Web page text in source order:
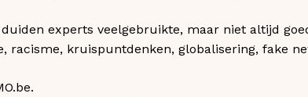
duiden experts veelgebruikte, maar niet altijd
racisme, kruispuntdenken, globalisering, fake